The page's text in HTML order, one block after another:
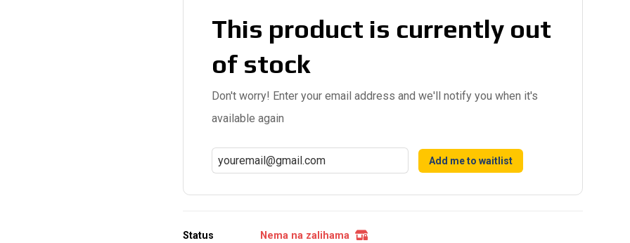
This product is currently out
of stock
Don't worry! Enter your email address and we'll notify you when it's
available again
Add me to waitlist
Status
Nema na zalihama